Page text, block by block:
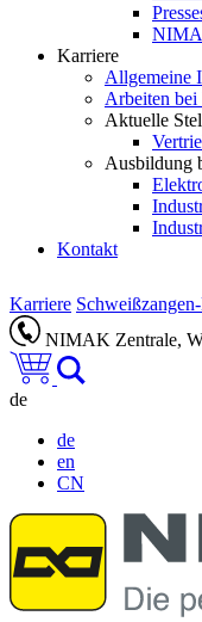
Karriere
Allgemeine
Arbeiten
Aktuelle
Ausbildung
Kontakt
Karriere
NIMAK Zentrale,
de
de
en
CN